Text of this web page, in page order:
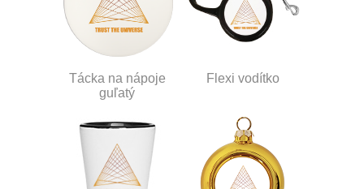
Tácka na nápoje
guľatý
Flexi vodítko